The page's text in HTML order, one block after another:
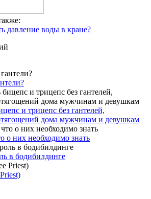
давление воды в кране?
и трицепс без гантелей,
дома мужчинам и девушкам
о них необходимо знать
в бодибилдинге